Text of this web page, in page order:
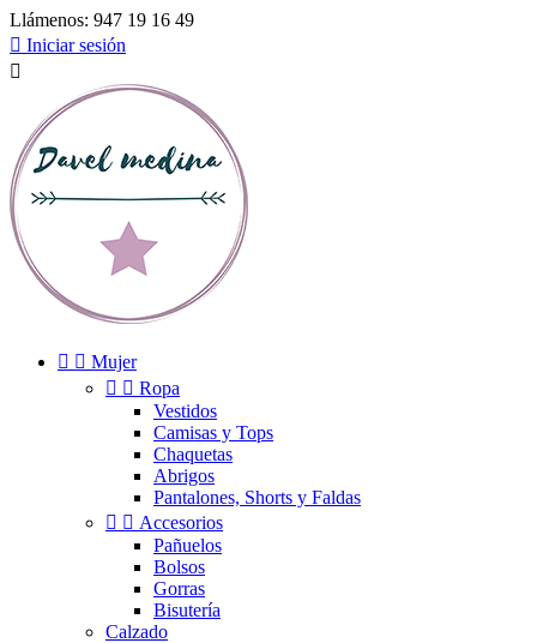
Llámenos: 947 19 16 49
 Iniciar sesión

  Mujer
  Ropa
Vestidos
Camisas y Tops
Chaquetas
Abrigos
Pantalones, Shorts y Faldas
  Accesorios
Pañuelos
Bolsos
Gorras
Bisutería
Calzado